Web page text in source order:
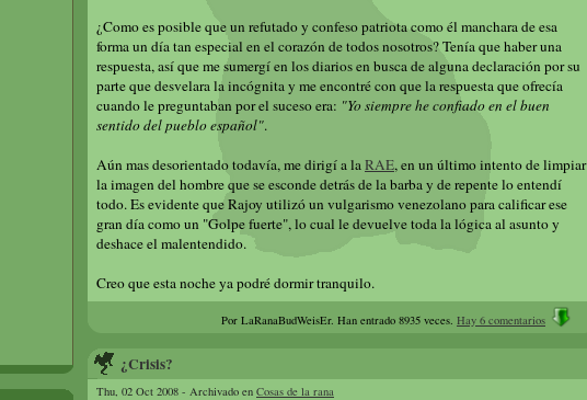
¿Como es posible que un refutado y confeso patriota como él manchara de esa
forma un día tan especial en el corazón de todos nosotros? Tenía que haber una
respuesta, así que me sumergí en los diarios en busca de alguna declaración por su
parte que desvelara la incógnita y me encontré con que la respuesta que ofrecía
cuando le preguntaban por el suceso era: "Yo siempre he confiado en el buen
sentido del pueblo español".
Aún mas desorientado todavía, me dirigí a laRAE, en un último intento de limpiar
la imagen del hombre que se esconde detrás de la barba y de repente lo entendí
todo. Es evidente que Rajoy utilizó un vulgarismo venezolano para calificar ese
gran día como un "Golpe fuerte", lo cual le devuelve toda la lógica al asunto y
deshace el malentendido.
Creo que esta noche ya podré dormir tranquilo.
Por LaRanaBudWeisEr. Han entrado 8935 veces. Hay 6 comentarios
¿Crisis?
Thu, 02 Oct 2008 - Archivado en Cosas de la rana